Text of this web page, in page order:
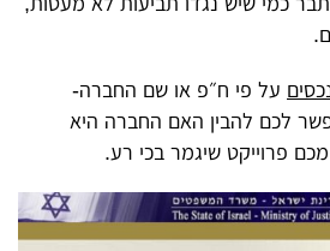
על פי ח״פ או שם החברה-
לכם להבין האם החברה היא
פרוייקט שיגמר בכי רע.